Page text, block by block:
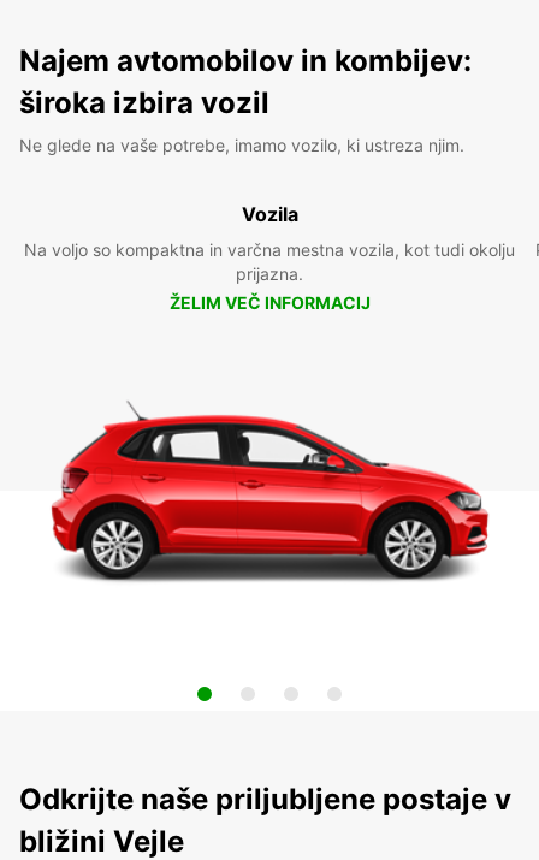
Najem avtomobilov in kombijev:
široka izbira vozil
Ne glede na vaše potrebe, imamo vozilo, ki ustreza njim.
Vozila
Na voljo so kompaktna in varčna mestna vozila, kot tudi okolju
prijazna.
ŽELIM VEČ INFORMACIJ
Odkrijte naše priljubljene postaje v
bližini Vejle